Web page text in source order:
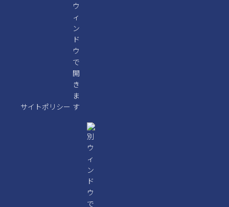
サイトポリシー